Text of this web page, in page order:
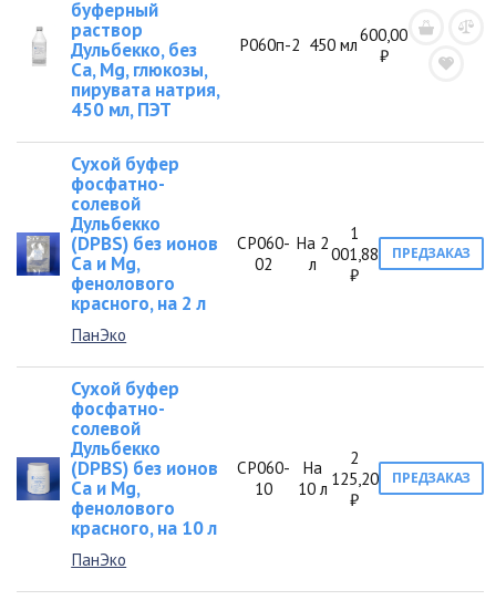
буферный
раствор
Дульбекко, без
Са, Mg, глюкозы,
пирувата натрия,
450 мл, ПЭТ
Р060п-2 450 мл600,00
₽
Сухой буфер
фосфатно-
солевой
Дульбекко
(DPBS) без ионов
Ca и Mg,
фенолового
красного, на 2 л
ПанЭко
СР060-
02
На 2
л
1
001,88
₽
ПРЕДЗАКАЗ
Сухой буфер
фосфатно-
солевой
Дульбекко
(DPBS) без ионов
Ca и Mg,
фенолового
красного, на 10 л
ПанЭко
СР060-
10
На
10 л
2
125,20
₽
ПРЕДЗАКАЗ